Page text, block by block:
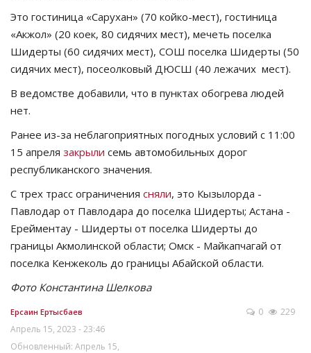
РАЗВЛЕЧЕНИЯ
OFFICIAL
Курултай
Язык
Қазақша Русский
Это гостиница «Сарухан» (70 койко-мест), гостиница
«Акжол» (20 коек, 80 сидячих мест), мечеть поселка
Шидерты (60 сидячих мест), СОШ поселка Шидерты (50
сидячих мест), посеолковый ДЮСШ (40 лежачих мест).
В ведомстве добавили, что в пунктах обогрева людей
нет.
Ранее из-за неблагоприятных погодных условий с 11:00
15 апреля закрыли семь автомобильных дорог
республиканского значения.
С трех трасс ограничения сняли, это Кызылорда -
Павлодар от Павлодара до поселка Шидерты; Астана -
Ерейментау - Шидерты от поселка Шидерты до
границы Акмолинской области; Омск - Майкапчагай от
поселка Кенжеколь до границы Абайской области.
Фото Константина Шелкова
Ерсаин Ертысбаев
Апрель 15, 2023 - 23:46
Обновленный: Апрель 15,
0 229